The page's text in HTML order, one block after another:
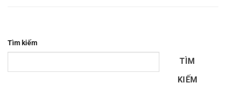
Tìm kiếm
TÌM
KIẾM